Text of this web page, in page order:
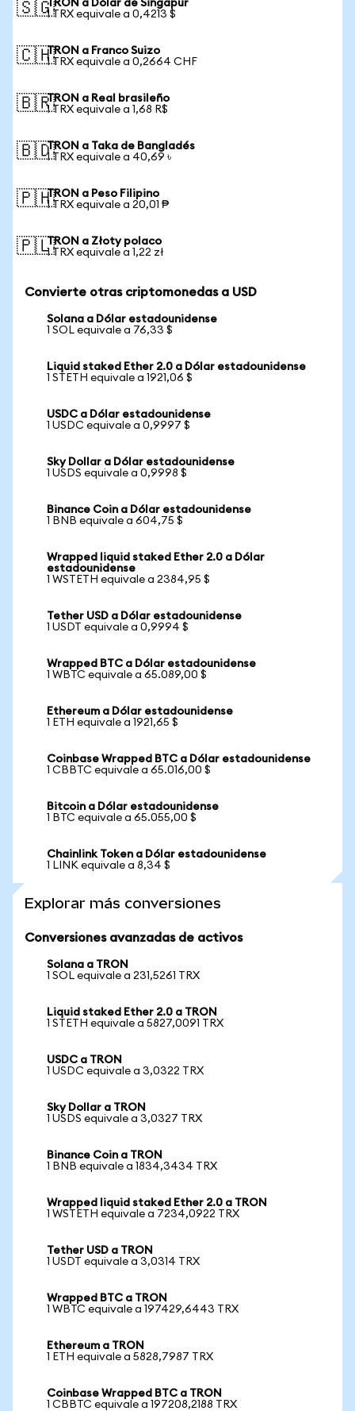
🇸🇬TRON a Dólar de Singapur
1 TRX equivale a 0,4213 $
🇨🇭TRON a Franco Suizo
1 TRX equivale a 0,2664 CHF
🇧🇷TRON a Real brasileño
1 TRX equivale a 1,68 R$
🇧🇩TRON a Taka de Bangladés
1 TRX equivale a 40,69 ৳
🇵🇭TRON a Peso Filipino
1 TRX equivale a 20,01 ₱
🇵🇱TRON a Złoty polaco
1 TRX equivale a 1,22 zł
Convierte otras criptomonedas a USD
Solana a Dólar estadounidense
1 SOL equivale a 76,33 $
Liquid staked Ether 2.0 a Dólar estadounidense
1 STETH equivale a 1921,06 $
USDC a Dólar estadounidense
1 USDC equivale a 0,9997 $
Sky Dollar a Dólar estadounidense
1 USDS equivale a 0,9998 $
Binance Coin a Dólar estadounidense
1 BNB equivale a 604,75 $
Wrapped liquid staked Ether 2.0 a Dólar
estadounidense
1 WSTETH equivale a 2384,95 $
Tether USD a Dólar estadounidense
1 USDT equivale a 0,9994 $
Wrapped BTC a Dólar estadounidense
1 WBTC equivale a 65.089,00 $
Ethereum a Dólar estadounidense
1 ETH equivale a 1921,65 $
Coinbase Wrapped BTC a Dólar estadounidense
1 CBBTC equivale a 65.016,00 $
Bitcoin a Dólar estadounidense
1 BTC equivale a 65.055,00 $
Chainlink Token a Dólar estadounidense
1 LINK equivale a 8,34 $
Explorar más conversiones
Conversiones avanzadas de activos
Solana a TRON
1 SOL equivale a 231,5261 TRX
Liquid staked Ether 2.0 a TRON
1 STETH equivale a 5827,0091 TRX
USDC a TRON
1 USDC equivale a 3,0322 TRX
Sky Dollar a TRON
1 USDS equivale a 3,0327 TRX
Binance Coin a TRON
1 BNB equivale a 1834,3434 TRX
Wrapped liquid staked Ether 2.0 a TRON
1 WSTETH equivale a 7234,0922 TRX
Tether USD a TRON
1 USDT equivale a 3,0314 TRX
Wrapped BTC a TRON
1 WBTC equivale a 197429,6443 TRX
Ethereum a TRON
1 ETH equivale a 5828,7987 TRX
Coinbase Wrapped BTC a TRON
1 CBBTC equivale a 197208,2188 TRX